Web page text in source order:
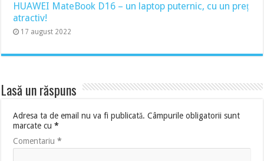
HUAWEI MateBook D16 – un laptop puternic, cu un preț
atractiv!
17 august 2022
Lasă un răspuns
Adresa ta de email nu va fi publicată. Câmpurile obligatorii sunt
marcate cu*
Comentariu*